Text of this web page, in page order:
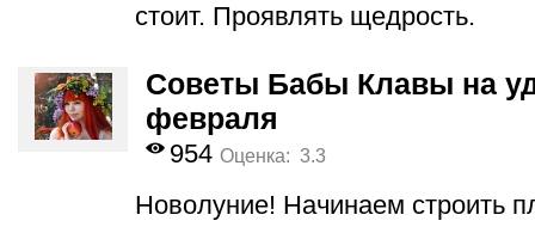
стоит. Проявлять щедрость.
Советы Бабы Клавы на
февраля
954 Оценка: 3.3
Новолуние! Начинаем строить